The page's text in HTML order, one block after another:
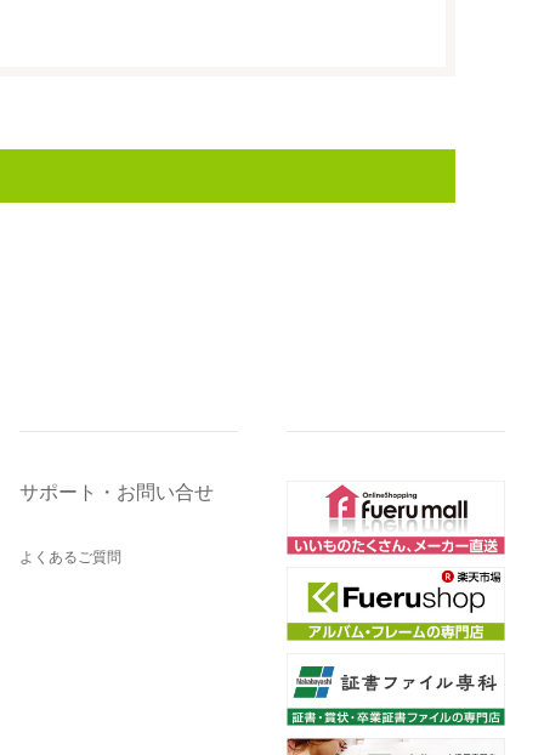
サポート・お問い合せ
よくあるご質問